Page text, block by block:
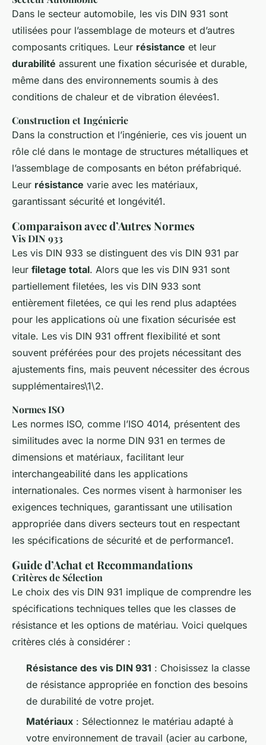
Dans le secteur automobile, les vis DIN 931 sont
utilisées pour l’assemblage de moteurs et d’autres
composants critiques. Leur résistance et leur
durabilité assurent une fixation sécurisée et durable,
même dans des environnements soumis à des
conditions de chaleur et de vibration élevées1.
Construction et Ingénierie
Dans la construction et l’ingénierie, ces vis jouent un
rôle clé dans le montage de structures métalliques et
l’assemblage de composants en béton préfabriqué.
Leur résistance varie avec les matériaux,
garantissant sécurité et longévité1.
Comparaison avec d’Autres Normes
Vis DIN 933
Les vis DIN 933 se distinguent des vis DIN 931 par
leur filetage total. Alors que les vis DIN 931 sont
partiellement filetées, les vis DIN 933 sont
entièrement filetées, ce qui les rend plus adaptées
pour les applications où une fixation sécurisée est
vitale. Les vis DIN 931 offrent flexibilité et sont
souvent préférées pour des projets nécessitant des
ajustements fins, mais peuvent nécessiter des écrous
supplémentaires\1\2.
Normes ISO
Les normes ISO, comme l’ISO 4014, présentent des
similitudes avec la norme DIN 931 en termes de
dimensions et matériaux, facilitant leur
interchangeabilité dans les applications
internationales. Ces normes visent à harmoniser les
exigences techniques, garantissant une utilisation
appropriée dans divers secteurs tout en respectant
les spécifications de sécurité et de performance1.
Guide d’Achat et Recommandations
Critères de Sélection
Le choix des vis DIN 931 implique de comprendre les
spécifications techniques telles que les classes de
résistance et les options de matériau. Voici quelques
critères clés à considérer :
Résistance des vis DIN 931 : Choisissez la classe
de résistance appropriée en fonction des besoins
de durabilité de votre projet.
Matériaux : Sélectionnez le matériau adapté à
votre environnement de travail (acier au carbone,